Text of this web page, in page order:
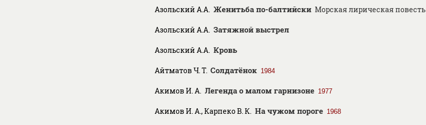
Азольский А.А. Женитьба по-балтийски Морская лирическая повесть
Азольский А.А. Затяжной выстрел
Азольский А.А. Кровь
Айтматов Ч. Т. Солдатёнок 1984
Акимов И. А. Легенда о малом гарнизоне 1977
Акимов И. А., Карпеко В. К. На чужом пороге 1968